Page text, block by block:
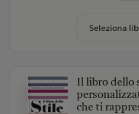
Seleziona
Il libro dello
che ti